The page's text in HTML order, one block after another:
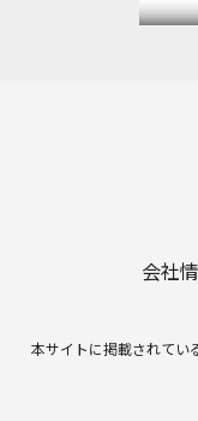
会社
本サイトに掲載されてい